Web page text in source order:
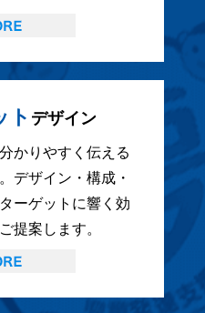
ト デザイン
かりやすく伝える
デザイン・構成・
ーゲットに響く効
提案します。